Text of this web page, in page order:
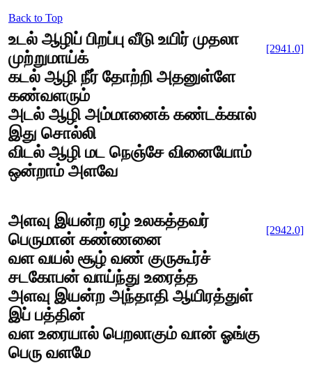
Back to Top
உடல் ஆழிப் பிறப்பு வீடு உயிர் முதலா
முற்றுமாய்க்
கடல் ஆழி நீர் தோற்றி அதனுள்ளே
கண்வளரும்
அடல் ஆழி அம்மானைக் கண்டக்கால்
இது சொல்லி
விடல் ஆழி மட நெஞ்சே வினையோம்
ஒன்றாம் அளவே
[2941.0]
அளவு இயன்ற ஏழ் உலகத்தவர்
பெருமான் கண்ணனை
வள வயல் சூழ் வண் குருகூர்ச்
சடகோபன் வாய்ந்து உரைத்த
அளவு இயன்ற அந்தாதி ஆயிரத்துள்
இப் பத்தின்
வள உரையால் பெறலாகும் வான் ஓங்கு
பெரு வளமே
[2942.0]